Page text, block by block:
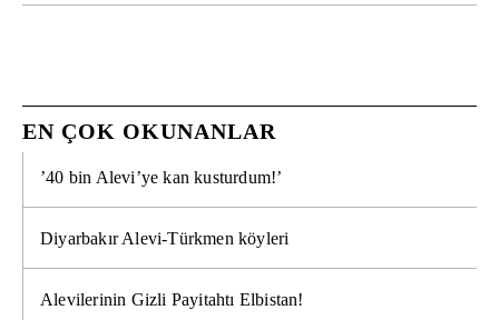
EN ÇOK OKUNANLAR
’40 bin Alevi’ye kan kusturdum!’
Diyarbakır Alevi-Türkmen köyleri
Alevilerinin Gizli Payitahtı Elbistan!